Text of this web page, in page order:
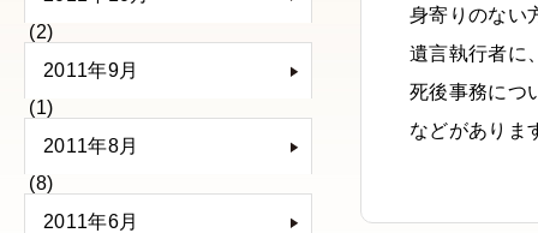
(2)
2011年9月
(1)
2011年8月
(8)
2011年6月
身寄りのない
遺言執行者に
死後事務につ
などがありま